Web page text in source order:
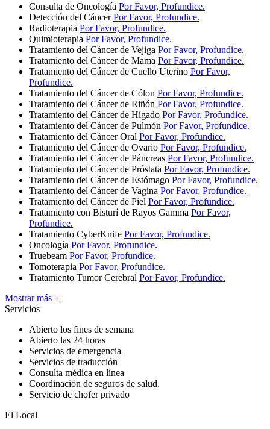
Consulta de Oncología Por Favor, Profundice.
Detección del Cáncer Por Favor, Profundice.
Radioterapia Por Favor, Profundice.
Quimioterapia Por Favor, Profundice.
Tratamiento del Cáncer de Vejiga Por Favor, Profundice.
Tratamiento del Cáncer de Mama Por Favor, Profundice.
Tratamiento del Cáncer de Cuello Uterino Por Favor,
Profundice.
Tratamiento del Cáncer de Cólon Por Favor, Profundice.
Tratamiento del Cáncer de Riñón Por Favor, Profundice.
Tratamiento del Cáncer de Hígado Por Favor, Profundice.
Tratamiento del Cáncer de Pulmón Por Favor, Profundice.
Tratamiento del Cáncer Oral Por Favor, Profundice.
Tratamiento del Cáncer de Ovario Por Favor, Profundice.
Tratamiento del Cáncer de Páncreas Por Favor, Profundice.
Tratamiento del Cáncer de Próstata Por Favor, Profundice.
Tratamiento del Cáncer de Estómago Por Favor, Profundice.
Tratamiento del Cáncer de Vagina Por Favor, Profundice.
Tratamiento del Cáncer de Piel Por Favor, Profundice.
Tratamiento con Bisturí de Rayos Gamma Por Favor,
Profundice.
Tratamiento CyberKnife Por Favor, Profundice.
Oncología Por Favor, Profundice.
Truebeam Por Favor, Profundice.
Tomoterapia Por Favor, Profundice.
Tratamiento Tumor Cerebral Por Favor, Profundice.
Mostrar más +
Servicios
Abierto los fines de semana
Abierto las 24 horas
Servicios de emergencia
Servicios de traducción
Consulta médica en línea
Coordinación de seguros de salud.
Servicio de chofer privado
El Local